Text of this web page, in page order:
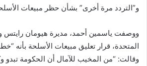
و”التردد مرة أخرى” بشأن حظر مبيعات
ووصفت ياسمين أحمد، مديرة هيومان رايتس
المتحدة، قرار تعليق مبيعات الأسلحة بأنه
وقالت: “من المخيب للآمال أن الحكومة تبدو